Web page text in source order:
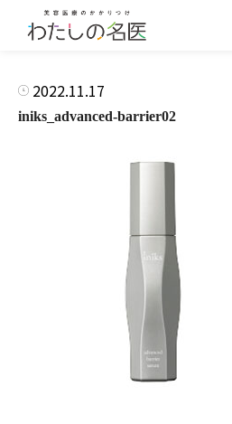
2022.11.17
iniks_advanced-barrier02